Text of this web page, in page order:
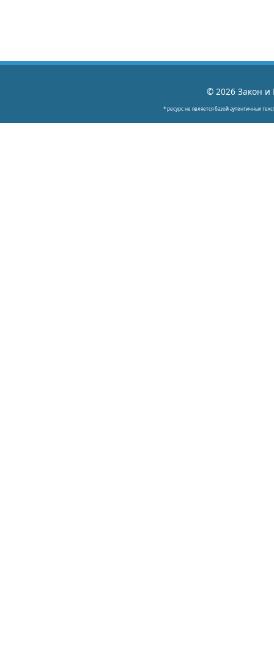
© 2026 Закон и
* ресурс не является базой аутентичных